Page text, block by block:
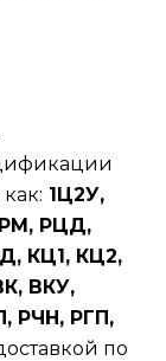
как: 1Ц2У,
РЦД,
КЦ1, КЦ2,
ВКУ,
РЧН, РГП,
по